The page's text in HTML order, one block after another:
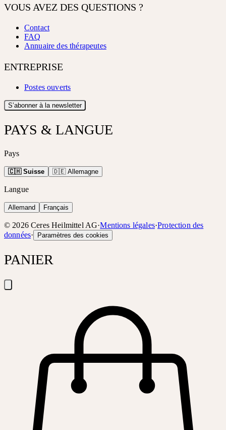
VOUS AVEZ DES QUESTIONS ?
Contact
FAQ
Annuaire des thérapeutes
ENTREPRISE
Postes ouverts
S’abonner à la newsletter
PAYS & LANGUE
Pays
🇨🇭 Suisse 🇩🇪 Allemagne
Langue
Allemand Français
© 2026 Ceres Heilmittel AG·Mentions légales·Protection des
données· Paramètres des cookies
PANIER